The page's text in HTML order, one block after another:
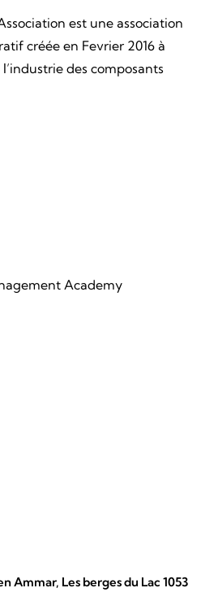
est une association
créée en Fevrier 2016 à
des composants
Academy
Ammar, Les berges du Lac 1053